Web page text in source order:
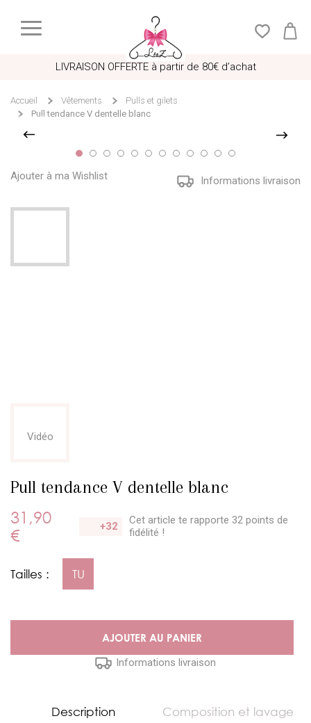
LIVRAISON OFFERTE à partir de 80€ d’achat
Accueil Vêtements
Pulls et gilets
Pull tendance V dentelle blanc
Ajouter à ma Wishlist Informations livraison
Vidéo
Pull tendance V dentelle blanc
31,90
€
+32 Cet article te rapporte 32 points de
fidélité !
Tailles : TU
AJOUTER AU PANIER
Informations livraison
Description Composition et lavage